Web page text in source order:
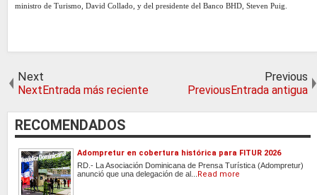
ministro de Turismo, David Collado, y del presidente del Banco BHD, Steven Puig.
Next
NextEntrada más reciente
Previous
PreviousEntrada antigua
RECOMENDADOS
Adompretur en cobertura histórica para FITUR 2026
RD.- La Asociación Dominicana de Prensa Turística (Adompretur)
anunció que una delegación de al...
Read more